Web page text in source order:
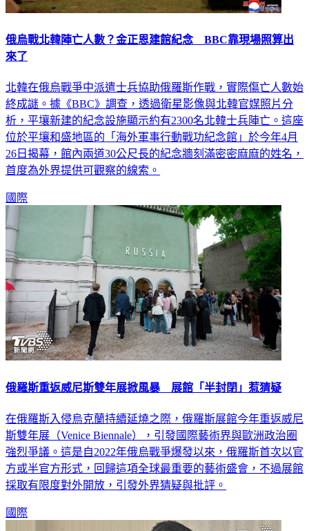
俄烏戰北韓陣亡人數？金正恩建館紀念 BBC靠現場照算出
來了
北韓在俄烏戰爭中派遣士兵協助俄羅斯作戰，實際傷亡人數始
終成謎。據《BBC》調查，透過衛星影像與北韓官媒照片分
析，平壤新建的紀念設施顯示約有2300名北韓士兵陣亡。這座
位於平壤和盛地區的「海外軍事行動戰功紀念館」於今年4月
26日揭幕，館內兩道30公尺長的紀念牆刻滿密密麻麻的姓名，
首度為外界提供可觀察的線索。
國際
俄羅斯重返威尼斯雙年展掀風暴 展館「半封閉」惹猜疑
在俄羅斯入侵烏克蘭持續延燒之際，俄羅斯展館今年重返威尼
斯雙年展（Venice Biennale），引發國際藝術界與歐洲政治圈
強烈爭議。這是自2022年俄烏戰爭爆發以來，俄羅斯首次以官
方或半官方形式，回歸這項全球最重要的藝術盛會，不過展館
採取有限度對外開放，引發外界猜疑與批評。
國際